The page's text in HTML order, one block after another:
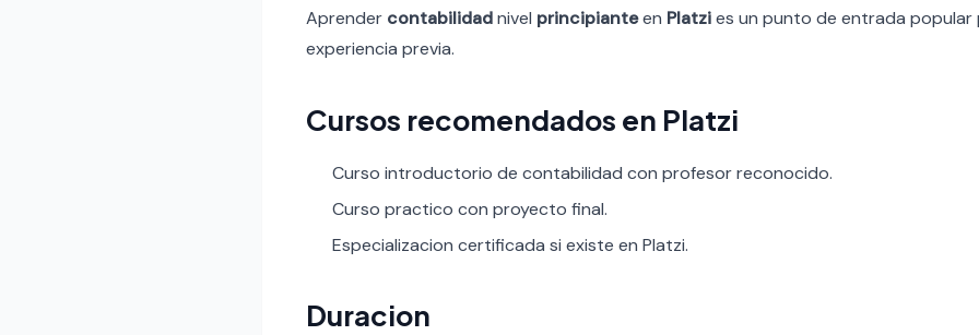
Aprender contabilidadnivel principianteen Platzies un punto de entrada popular
experiencia previa.
Cursos recomendados en Platzi
Curso introductorio de contabilidad con profesor reconocido.
Curso practico con proyecto final.
Especializacion certificada si existe en Platzi.
Duracion